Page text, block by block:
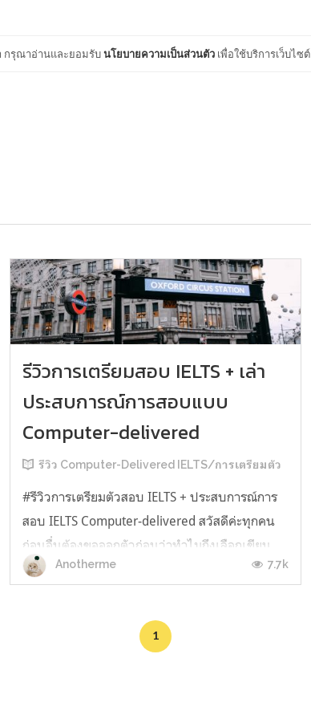
กรุณาอ่านและยอมรับนโยบายความเป็นส่วนตัว เพื่อใช้บริการเว็บไซต์
รีวิวการเตรียมสอบ IELTS + เล่า
ประสบการณ์การสอบแบบ
Computer-delivered
รีวิว Computer-Delivered IELTS/การเตรียมตัว
#รีวิวการเตรียมตัวสอบ IELTS + ประสบการณ์การ
สอบ IELTS Computer-delivered สวัสดีค่ะทุกคน
ก่อนอื่นต้องขอออกตัวก่อนว่าทำไมถึงเลือกเขียน
รีวิวการสอบ IELTS อาจเป็นประโยชน์กับคนอื่นๆ
ขอขอบคุณกระทู้หนึ่งในพันทิปที่เป็นแรงบันดาลใจ
ให้เรามาเขียนรีวิวแบบในวันนี้ เอ...
Anotherme 7.7k
1